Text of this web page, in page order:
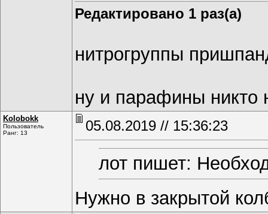
Редактировано 1 раз(а)
нитрогруппы
ну и парафины никто
Kolobokk
Пользователь
Ранг: 13
05.08.2019 // 15:36:23
лот пишет:
Нужно в закрытой